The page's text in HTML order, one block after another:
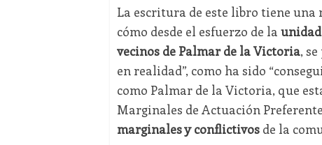
La escritura de este libro tiene una
cómo desde el esfuerzo de la
vecinos de Palmar de la Victoria,
en realidad”, como ha sido
como Palmar de la Victoria, que
Marginales de Actuación
marginales y conflictivos de la